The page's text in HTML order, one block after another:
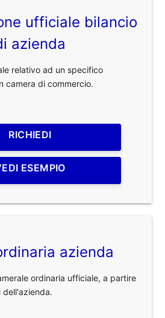
ufficiale bilancio
azienda
relativo ad un specifico
camera di commercio.
RICHIEDI
ESEMPIO
azienda
ordinaria ufficiale, a partire